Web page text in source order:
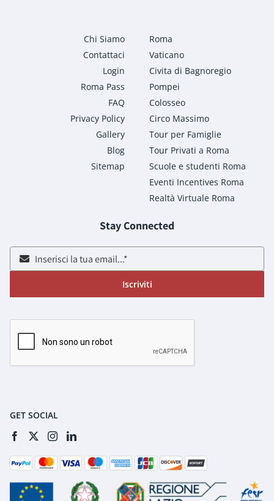
Chi Siamo
Contattaci
Login
Roma Pass
FAQ
Privacy Policy
Gallery
Blog
Sitemap
Roma
Vaticano
Civita di Bagnoregio
Pompei
Colosseo
Circo Massimo
Tour per Famiglie
Tour Privati a Roma
Scuole e studenti Roma
Eventi Incentives Roma
Realtà Virtuale Roma
Stay Connected
Iscriviti
GET SOCIAL